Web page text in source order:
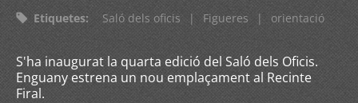
Etiquetes: Saló dels oficis | Figueres | orientació
S'ha inaugurat la quarta edició del Saló dels Oficis.
Enguany estrena un nou emplaçament al Recinte
Firal.